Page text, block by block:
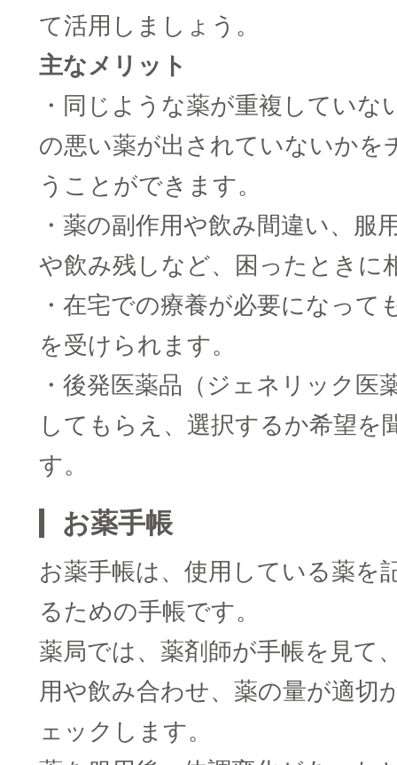
て活用しましょう。
主なメリット
・同じような薬が重複していな
の悪い薬が出されていないかを
うことができます。
・薬の副作用や飲み間違い、服
や飲み残しなど、困ったときに
・在宅での療養が必要になって
を受けられます。
・後発医薬品（ジェネリック医
してもらえ、選択するか希望を
す。
お薬手帳
お薬手帳は、使用している薬を
るための手帳です。
薬局では、薬剤師が手帳を見て
用や飲み合わせ、薬の量が適切
ェックします。